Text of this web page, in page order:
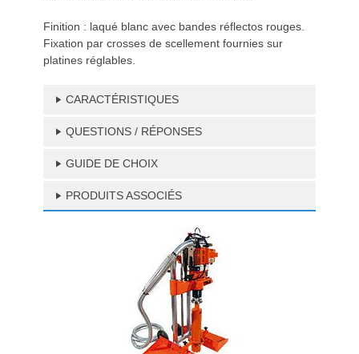
Finition : laqué blanc avec bandes réflectos rouges.
Fixation par crosses de scellement fournies sur
platines réglables.
CARACTÉRISTIQUES
QUESTIONS / RÉPONSES
GUIDE DE CHOIX
PRODUITS ASSOCIÉS